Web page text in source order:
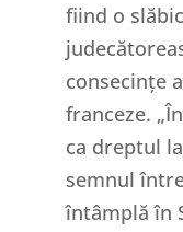
fiind o
consecințe
franceze.
ca dreptul
semnul
întâmplă în